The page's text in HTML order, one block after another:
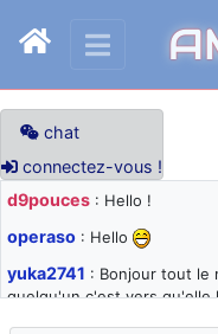
chat
connectez-vous !
d9pouces : Hello !
operaso : Hello
yuka2741 : Bonjour tout le
quelqu'un c'est vers qu'elle